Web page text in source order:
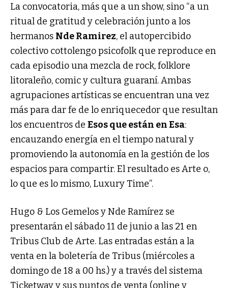
La convocatoria, más que a un show, sino “a un
ritual de gratitud y celebración junto a los
hermanos Nde Ramirez, el autopercibido
colectivo cottolengo psicofolk que reproduce en
cada episodio una mezcla de rock, folklore
litoraleño, comic y cultura guaraní. Ambas
agrupaciones artísticas se encuentran una vez
más para dar fe de lo enriquecedor que resultan
los encuentros de Esos que están en Esa:
encauzando energía en el tiempo natural y
promoviendo la autonomía en la gestión de los
espacios para compartir. El resultado es Arte o,
lo que es lo mismo, Luxury Time”.
Hugo & Los Gemelos y Nde Ramírez se
presentarán el sábado 11 de junio a las 21 en
Tribus Club de Arte. Las entradas están a la
venta en la boletería de Tribus (miércoles a
domingo de 18 a 00 hs.) y a través del sistema
Ticketway y sus puntos de venta (online y